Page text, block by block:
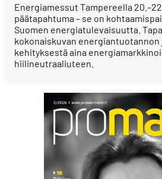
Energiamessut Tampereella
päätapahtuma – se on
Suomen energiatulevaisuutta.
kokonaiskuvan
kehityksestä aina
hiilineutraaliuteen.